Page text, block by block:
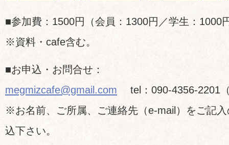
■参加費：1500円（会員：1300円／学生：1000
※資料・cafe含む。
■お申込・お問合せ：
megmizcafe@gmail.com tel：090-4356-2201
※お名前、ご所属、ご連絡先（e-mail）をご記
込下さい。